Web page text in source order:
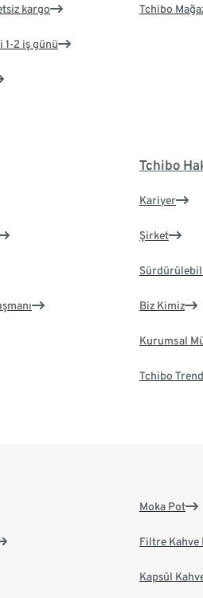
kargo
1-2 iş günü
Tchibo
Tchibo
Kariyer
Şirket
Biz Kimiz
Kurumsal
Tchibo
Moka Pot
Filtre Kahve
Kapsül